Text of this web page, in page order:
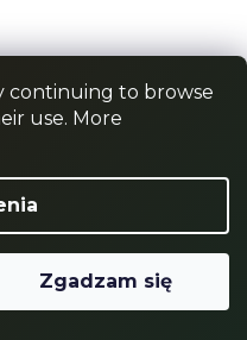
continuing to browse
use. More
Zgadzam się
Dye Perforované
chrániče kolen
zł312,50